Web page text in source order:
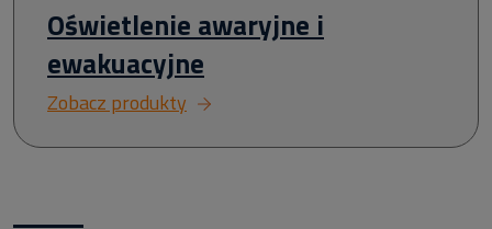
Oświetlenie awaryjne i
ewakuacyjne
Zobacz produkty